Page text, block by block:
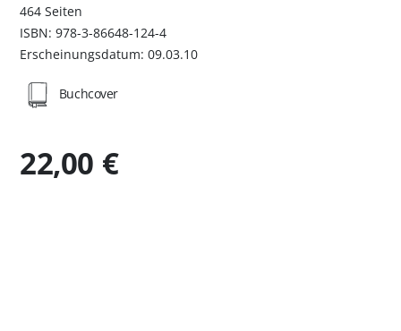
464 Seiten
ISBN: 978-3-86648-124-4
Erscheinungsdatum: 09.03.10
22,00 €
Buchcover